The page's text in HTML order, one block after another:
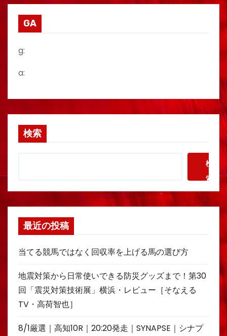
GA
g:
a:
検索
検
索
最近の投稿
当てる競馬ではなく回収率を上げる馬の選び方
地震対策から日常使いできる防災グッズまで！第30
回「震災対策技術展」横浜・レビュー［そなえる
TV・高荷智也］
8/1厳選｜高知10R｜20:20発走｜SYNAPSE｜シナプ